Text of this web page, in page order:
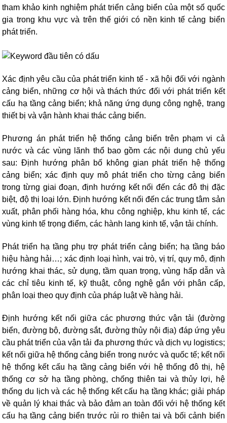
tham khảo kinh nghiệm phát triển cảng biển của một số quốc
gia trong khu vực và trên thế giới có nền kinh tế cảng biển
phát triển.
Xác định yêu cầu của phát triển kinh tế - xã hội đối với ngành
cảng biển, những cơ hội và thách thức đối với phát triển kết
cấu hạ tầng cảng biển; khả năng ứng dụng công nghệ, trang
thiết bị và vận hành khai thác cảng biển.
Phương án phát triển hệ thống cảng biển trên phạm vi cả
nước và các vùng lãnh thổ bao gồm các nội dung chủ yếu
sau: Định hướng phân bố không gian phát triển hệ thống
cảng biển; xác định quy mô phát triển cho từng cảng biển
trong từng giai đoạn, định hướng kết nối đến các đô thị đặc
biệt, độ thị loại lớn. Định hướng kết nối đến các trung tâm sản
xuất, phân phối hàng hóa, khu công nghiệp, khu kinh tế, các
vùng kinh tế trọng điểm, các hành lang kinh tế, vận tải chính.
Phát triển hạ tầng phụ trợ phát triển cảng biển; hạ tầng báo
hiệu hàng hải…; xác định loại hình, vai trò, vị trí, quy mô, định
hướng khai thác, sử dụng, tầm quan trọng, vùng hấp dẫn và
các chỉ tiêu kinh tế, kỹ thuật, công nghệ gắn với phân cấp,
phân loại theo quy định của pháp luật về hàng hải.
Định hướng kết nối giữa các phương thức vận tải (đường
biển, đường bộ, đường sắt, đường thủy nội địa) đáp ứng yêu
cầu phát triển của vận tải đa phương thức và dịch vụ logistics;
kết nối giữa hệ thống cảng biển trong nước và quốc tế; kết nối
hệ thống kết cấu hạ tầng cảng biển với hệ thống đô thị, hệ
thống cơ sở hạ tầng phòng, chống thiên tai và thủy lợi, hệ
thống du lịch và các hệ thống kết cấu hạ tầng khác; giải pháp
về quản lý khai thác và bảo đảm an toàn đối với hệ thống kết
cấu hạ tầng cảng biển trước rủi ro thiên tai và bối cảnh biến